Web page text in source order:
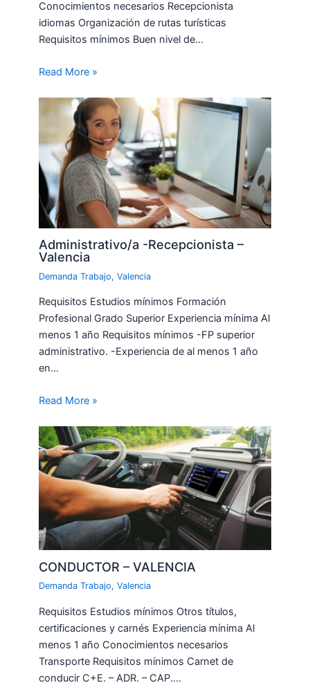
Conocimientos necesarios Recepcionista
idiomas Organización de rutas turísticas
Requisitos mínimos Buen nivel de…
Read More »
Administrativo/a -Recepcionista –
Valencia
Demanda Trabajo,Valencia
Requisitos Estudios mínimos Formación
Profesional Grado Superior Experiencia mínima Al
menos 1 año Requisitos mínimos -FP superior
administrativo. -Experiencia de al menos 1 año
en…
Read More »
CONDUCTOR – VALENCIA
Demanda Trabajo,Valencia
Requisitos Estudios mínimos Otros títulos,
certificaciones y carnés Experiencia mínima Al
menos 1 año Conocimientos necesarios
Transporte Requisitos mínimos Carnet de
conducir C+E. – ADR. – CAP.…